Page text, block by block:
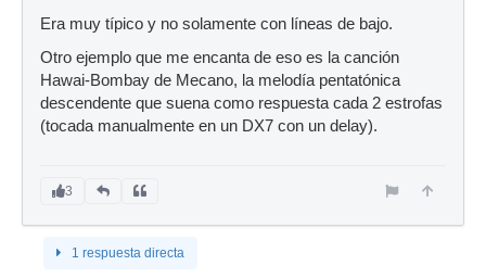
Era muy típico y no solamente con líneas de bajo.
Otro ejemplo que me encanta de eso es la canción
Hawai-Bombay de Mecano, la melodía pentatónica
descendente que suena como respuesta cada 2 estrofas
(tocada manualmente en un DX7 con un delay).
3
1 respuesta directa